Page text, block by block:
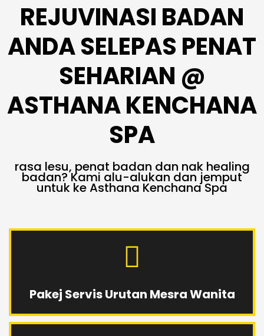
REJUVINASI BADAN
ANDA SELEPAS PENAT
SEHARIAN @
ASTHANA KENCHANA
SPA
rasa lesu, penat badan dan nak healing
badan? Kami alu-alukan dan jemput
untuk ke Asthana Kenchana Spa
Pakej Servis Urutan Mesra Wanita